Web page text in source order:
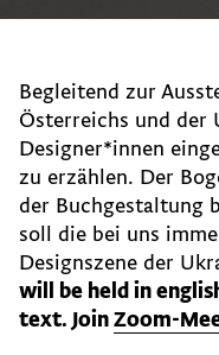
Begleitend zur
Österreichs und der
Designer*innen
zu erzählen. Der
der Buchgestaltung
soll die bei uns
Designszene der
will be held in
text. JoinZoom-